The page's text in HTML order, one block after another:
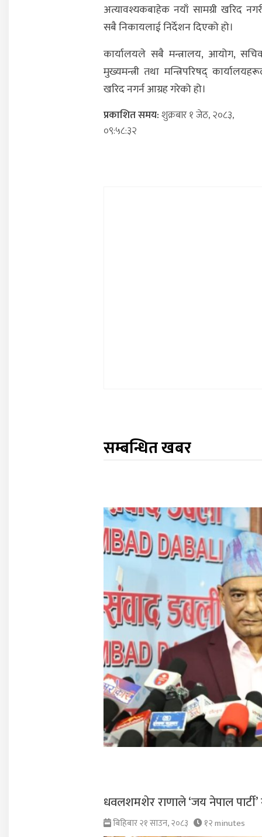
अत्यावश्यकबाहेक नयाँ सामग्री खरिद
सबै निकायलाई निर्देशन दिएको हो।
कार्यालयले सबै मन्त्रालय, आयोग,
मुख्यमन्त्री तथा मन्त्रिपरिषद्
खरिद नगर्न आग्रह गरेको हो।
प्रकाशित समय:शुक्रबार १ जेठ, २०८३,
०९:५८:३२
सम्बन्धित खबर
धवलशमशेर राणाले ‘जय नेपाल
बिहिबार २१ साउन, २०८३ १२ minutes